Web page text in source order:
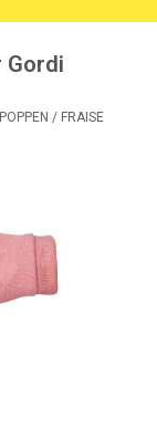
Gordi
/ FRAISE